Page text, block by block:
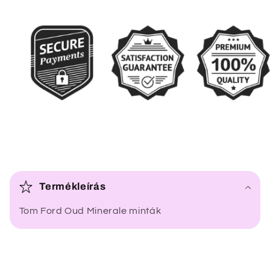
s
e
Termékleírás
Tom Ford Oud Minerale minták